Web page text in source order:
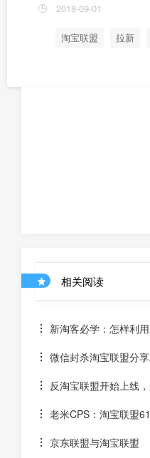
2018-09-01
淘宝联盟 拉新
相关阅读
新淘客必学：怎样利
微信封杀淘宝联盟分
反淘宝联盟开始上线
老米CPS：淘宝联盟
京东联盟与淘宝联盟